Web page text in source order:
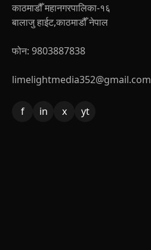
काठमाडौँ महानगरपालिका-१६
बालाजु हाईट,काठमाडौँ नेपाल
फोन: 9803887838
limelightmedia352@gmail.com
f in x yt